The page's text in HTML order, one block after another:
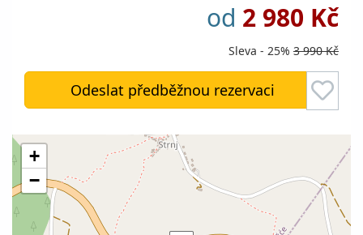
od 2 980 Kč
Sleva - 25% 3 990 Kč
Odeslat předběžnou rezervaci
+
−